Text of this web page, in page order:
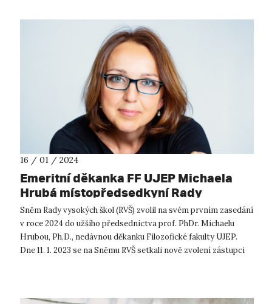
16 / 01 / 2024
Emeritní děkanka FF UJEP Michaela
Hrubá místopředsedkyní Rady
vysokých škol
Sněm Rady vysokých škol (RVŠ) zvolil na svém prvním zasedání
v roce 2024 do užšího předsednictva prof. PhDr. Michaelu
Hrubou, Ph.D., nedávnou děkanku Filozofické fakulty UJEP.
Dne 11. 1. 2023 se na Sněmu RVŠ setkali nově zvolení zástupci